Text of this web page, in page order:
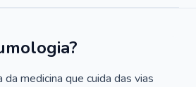
medicina que cuida das vias